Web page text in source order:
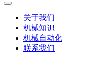
关于我们
机械知识
机械自动化
联系我们